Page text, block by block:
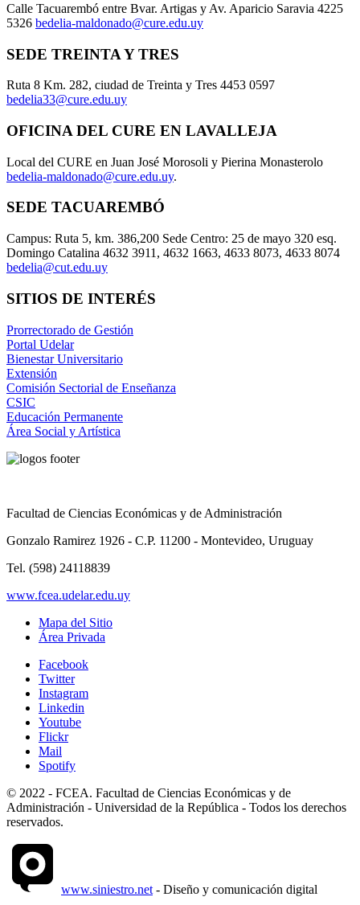
Calle Tacuarembó entre Bvar. Artigas y Av. Aparicio Saravia 4225
5326 bedelia-maldonado@cure.edu.uy
SEDE TREINTA Y TRES
Ruta 8 Km. 282, ciudad de Treinta y Tres 4453 0597
bedelia33@cure.edu.uy
OFICINA DEL CURE EN LAVALLEJA
Local del CURE en Juan José Morosoli y Pierina Monasterolo
bedelia-maldonado@cure.edu.uy.
SEDE TACUAREMBÓ
Campus: Ruta 5, km. 386,200 Sede Centro: 25 de mayo 320 esq.
Domingo Catalina 4632 3911, 4632 1663, 4633 8073, 4633 8074
bedelia@cut.edu.uy
SITIOS DE INTERÉS
Prorrectorado de Gestión
Portal Udelar
Bienestar Universitario
Extensión
Comisión Sectorial de Enseñanza
CSIC
Educación Permanente
Área Social y Artística
Facultad de Ciencias Económicas y de Administración
Gonzalo Ramirez 1926 - C.P. 11200 - Montevideo, Uruguay
Tel. (598) 24118839
www.fcea.udelar.edu.uy
Mapa del Sitio
Área Privada
Facebook
Twitter
Instagram
Linkedin
Youtube
Flickr
Mail
Spotify
© 2022 - FCEA. Facultad de Ciencias Económicas y de
Administración - Universidad de la República - Todos los derechos
reservados.
www.siniestro.net - Diseño y comunicación digital